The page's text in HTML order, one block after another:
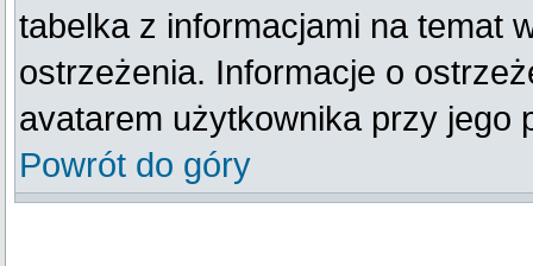
tabelka z informacjami na temat
ostrzeżenia. Informacje o
avatarem użytkownika przy jego
Powrót do góry